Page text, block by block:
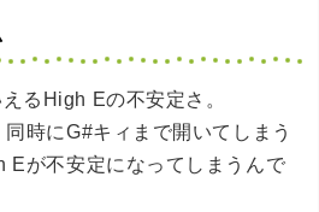
るHigh Eの不安定さ。
時にG#キィまで開いてしまう
Eが不安定になってしまうんで